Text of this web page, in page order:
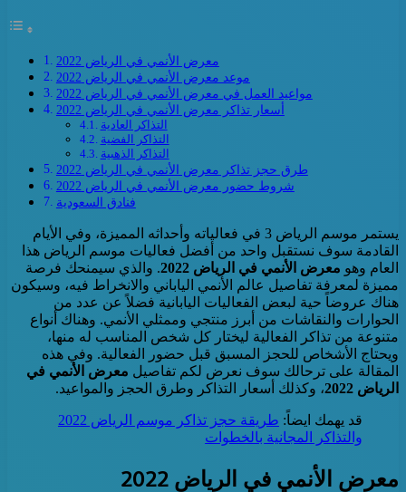
معرض الأنمي في الرياض 2022
موعد معرض الأنمي في الرياض 2022
مواعيد العمل في معرض الأنمي في الرياض 2022
أسعار تذاكر معرض الأنمي في الرياض 2022
التذاكر العادية
التذاكر الفضية
التذاكر الذهبية
طرق حجز تذاكر معرض الأنمي في الرياض 2022
شروط حضور معرض الأنمي في الرياض 2022
فنادق السعودية
يستمر موسم الرياض 3 في فعالياته وأحداثه المميزة، وفي الأيام
القادمة سوف نستقبل واحد من أفضل فعاليات موسم الرياض هذا
العام وهو معرض الأنمي في الرياض 2022
. والذي سيمنحك فرصة
مميزة لمعرفة تفاصيل عالم الأنمي الياباني والانخراط فيه، وسيكون
هناك عروضاً حية لبعض الفعاليات اليابانية فضلاً عن عدد من
الحوارات والنقاشات من أبرز منتجي وممثلي الأنمي. وهناك أنواع
متنوعة من تذاكر الفعالية ليختار كل شخص المناسب له منها،
ويحتاج الأشخاص للحجز المسبق قبل حضور الفعالية. وفي هذه
المقالة على ترحالك سوف نعرض لكم تفاصيل معرض الأنمي في
الرياض 2022
، وكذلك أسعار التذاكر وطرق الحجز والمواعيد.
قد يهمك ايضاً:
طريقة حجز تذاكر موسم الرياض 2022
والتذاكر المجانية بالخطوات
معرض الأنمي في الرياض 2022